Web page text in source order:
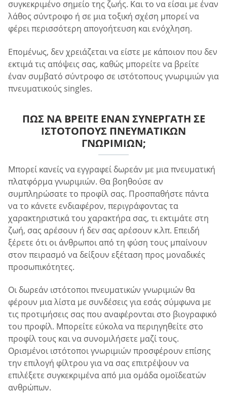
συγκεκριμένο σημείο της ζωής. Και το να είσαι με έναν
λάθος σύντροφο ή σε μια τοξική σχέση μπορεί να
φέρει περισσότερη απογοήτευση και ενόχληση.
Επομένως, δεν χρειάζεται να είστε με κάποιον που δεν
εκτιμά τις απόψεις σας, καθώς μπορείτε να βρείτε
έναν συμβατό σύντροφο σε ιστότοπους γνωριμιών για
πνευματικούς singles.
ΠΏΣ ΝΑ ΒΡΕΊΤΕ ΈΝΑΝ ΣΥΝΕΡΓΆΤΗ ΣΕ
ΙΣΤΌΤΟΠΟΥΣ ΠΝΕΥΜΑΤΙΚΏΝ
ΓΝΩΡΙΜΙΏΝ;
Μπορεί κανείς να εγγραφεί δωρεάν με μια πνευματική
πλατφόρμα γνωριμιών. Θα βοηθούσε αν
συμπληρώσατε το προφίλ σας. Προσπαθήστε πάντα
να το κάνετε ενδιαφέρον, περιγράφοντας τα
χαρακτηριστικά του χαρακτήρα σας, τι εκτιμάτε στη
ζωή, σας αρέσουν ή δεν σας αρέσουν κ.λπ. Επειδή
ξέρετε ότι οι άνθρωποι από τη φύση τους μπαίνουν
στον πειρασμό να δείξουν εξέταση προς μοναδικές
προσωπικότητες.
Οι δωρεάν ιστότοποι πνευματικών γνωριμιών θα
φέρουν μια λίστα με συνδέσεις για εσάς σύμφωνα με
τις προτιμήσεις σας που αναφέρονται στο βιογραφικό
του προφίλ. Μπορείτε εύκολα να περιηγηθείτε στο
προφίλ τους και να συνομιλήσετε μαζί τους.
Ορισμένοι ιστότοποι γνωριμιών προσφέρουν επίσης
την επιλογή φίλτρου για να σας επιτρέψουν να
επιλέξετε συγκεκριμένα από μια ομάδα ομοϊδεατών
ανθρώπων.